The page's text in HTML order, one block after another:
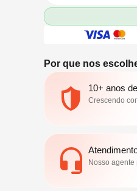
modo de tela cheia e
karaokê do Spotify.
Por que nos
10+ anos
Crescendo
Nosso